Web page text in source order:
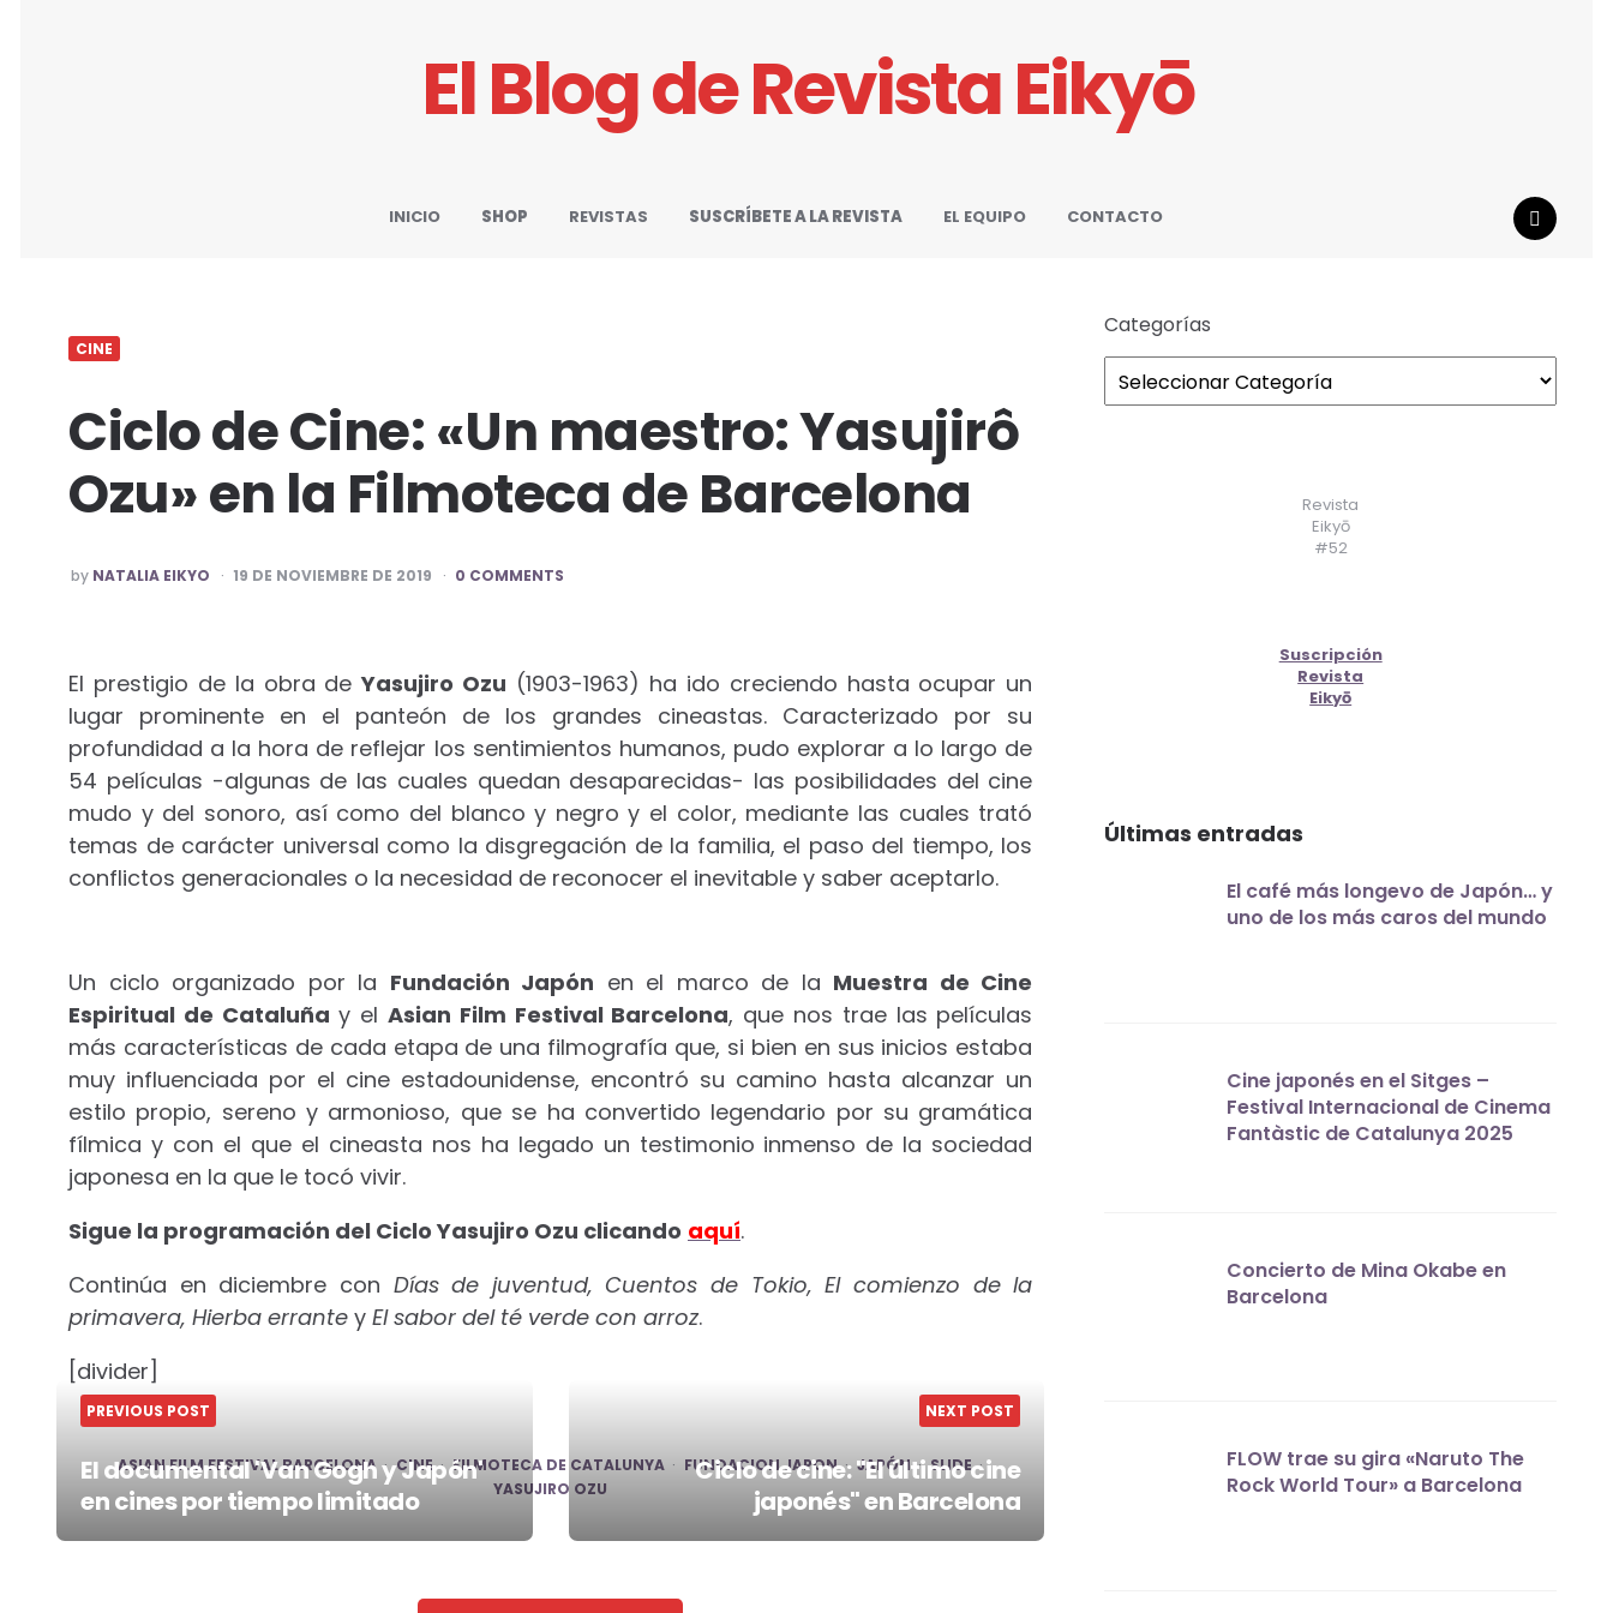
El Blog de Revista Eikyō
INICIO SHOP REVISTAS SUSCRÍBETE A LA REVISTA EL EQUIPO
CONTACTO
CINE
Ciclo de Cine: «Un maestro: Yasujirô
Ozu» en la Filmoteca de Barcelona
POSTED
BY
by NATALIA EIKYO 19 DE NOVIEMBRE DE 2019 0 COMMENTS
El prestigio de la obra deYasujiro Ozu (1903-1963) ha ido creciendo hasta ocupar un
lugar prominente en el panteón de los grandes cineastas. Caracterizado por su
profundidad a la hora de reflejar los sentimientos humanos, pudo explorar a lo largo de
54 películas -algunas de las cuales quedan desaparecidas- las posibilidades del cine
mudo y del sonoro, así como del blanco y negro y el color, mediante las cuales trató
temas de carácter universal como la disgregación de la familia, el paso del tiempo, los
conflictos generacionales o la necesidad de reconocer el inevitable y saber aceptarlo.
Un ciclo organizado por la Fundación Japón en el marco de la Muestra de Cine
Espiritual de Cataluña y el Asian Film Festival Barcelona, ​​que nos trae las películas
más características de cada etapa de una filmografía que, si bien en sus inicios estaba
muy influenciada por el cine estadounidense, encontró su camino hasta alcanzar un
estilo propio, sereno y armonioso, que se ha convertido legendario por su gramática
fílmica y con el que el cineasta nos ha legado un testimonio inmenso de la sociedad
japonesa en la que le tocó vivir.
Sigue la programación del Ciclo Yasujiro Ozu clicando aquí.
Continúa en diciembre con Días de juventud, Cuentos de Tokio, El comienzo de la
primavera, Hierba errante y El sabor del té verde con arroz.
[divider]
ASIAN FILM FESTIVAL BARCELONA CINE FILMOTECA DE CATALUNYA FUNDACION JAPON JAPÓN
SLIDE
YASUJIRO OZU
Post
PREVIOUS POST
El documental 'Van Gogh y Japón'
en cines por tiempo limitado
NEXT POST
Ciclo de cine: "El último cine
japonés" en Barcelona
Categorías
Revista
Eikyō
#52
Suscripción
Revista
Eikyō
Últimas entradas
El café más longevo de Japón… y
uno de los más caros del mundo
Cine japonés en el Sitges –
Festival Internacional de Cinema
Fantàstic de Catalunya 2025
Concierto de Mina Okabe en
Barcelona
FLOW trae su gira «Naruto The
Rock World Tour» a Barcelona